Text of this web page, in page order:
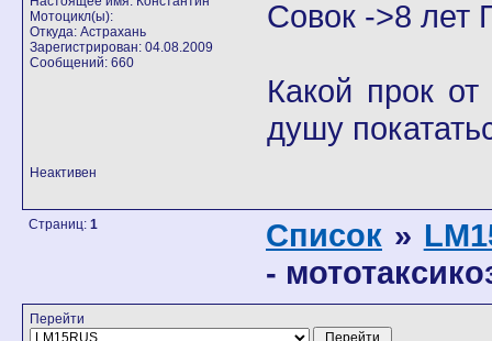
Мотоцикл(ы):
Откуда: Астрахань
Зарегистрирован: 04.08.2009
Сообщений: 660
Совок ->8 лет
Какой прок
душу
Неактивен
Страниц: 1 Список »
-
Перейти